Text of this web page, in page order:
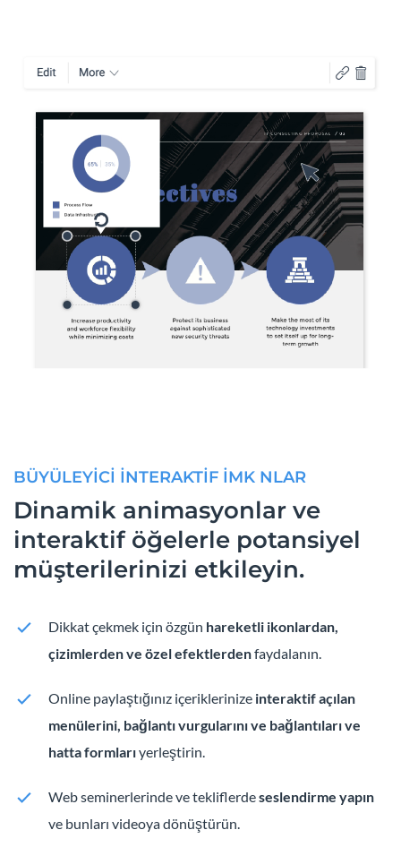
BÜYÜLEYİCİ İNTERAKTİF İMK NLAR
Dinamik animasyonlar ve
interaktif öğelerle potansiyel
müşterilerinizi etkileyin.
Dikkat çekmek için özgün hareketli ikonlardan,
çizimlerden ve özel efektlerdenfaydalanın.
Online paylaştığınız içeriklerinize interaktif açılan
menülerini, bağlantı vurgularını ve bağlantılarıve
hatta formlarıyerleştirin.
Web seminerlerinde ve tekliflerdeseslendirme yapın
ve bunları videoya dönüştürün.